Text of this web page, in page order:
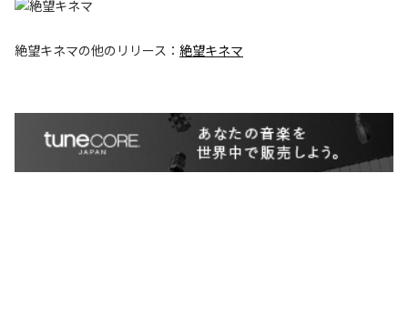
絶望キネマの他のリリース： 絶望キネマ